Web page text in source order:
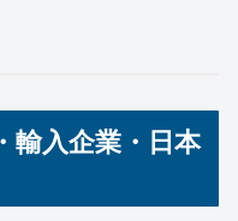
輸入企業・日本